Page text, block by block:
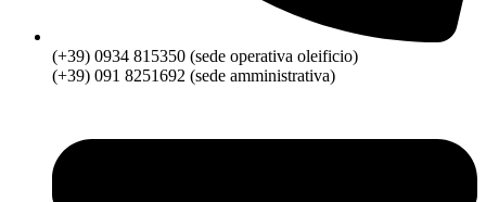
(+39) 0934 815350 (sede operativa oleificio)
(+39) 091 8251692 (sede amministrativa)